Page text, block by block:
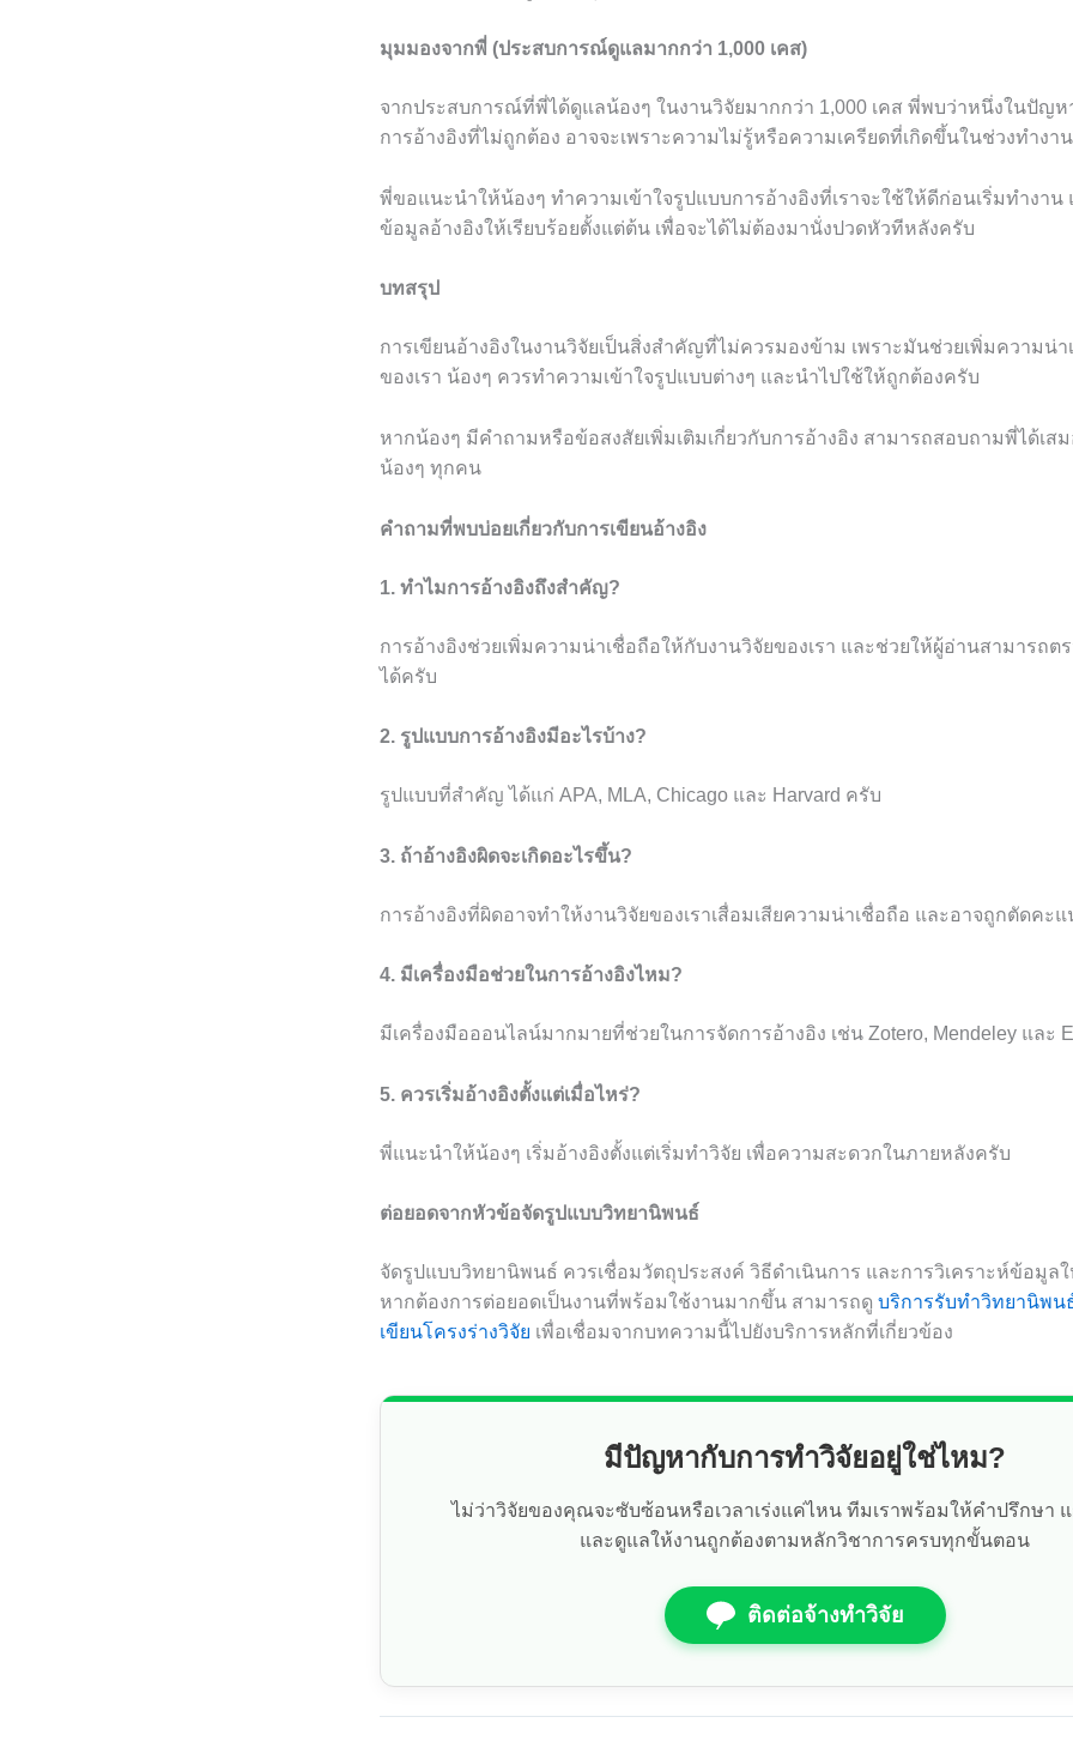
มุมมองจากพี่ (ประสบการณ์ดูแลมากกว่า 1,000 เคส)
จากประสบการณ์ที่พี่ได้ดูแลน้องๆ ในงานวิจัยมากกว่า 1,000 เคส พี่พบว่าหนึ่งในปัญห
การอ้างอิงที่ไม่ถูกต้อง อาจจะเพราะความไม่รู้หรือความเครียดที่เกิดขึ้นในช่วงทำงา
พี่ขอแนะนำให้น้องๆ ทำความเข้าใจรูปแบบการอ้างอิงที่เราจะใช้ให้ดีก่อนเริ่มทำงาน
ข้อมูลอ้างอิงให้เรียบร้อยตั้งแต่ต้น เพื่อจะได้ไม่ต้องมานั่งปวดหัวทีหลังครับ
บทสรุป
การเขียนอ้างอิงในงานวิจัยเป็นสิ่งสำคัญที่ไม่ควรมองข้าม เพราะมันช่วยเพิ่มความน่
ของเรา น้องๆ ควรทำความเข้าใจรูปแบบต่างๆ และนำไปใช้ให้ถูกต้องครับ
หากน้องๆ มีคำถามหรือข้อสงสัยเพิ่มเติมเกี่ยวกับการอ้างอิง สามารถสอบถามพี่ได้เส
น้องๆ ทุกคน
คำถามที่พบบ่อยเกี่ยวกับการเขียนอ้างอิง
1. ทำไมการอ้างอิงถึงสำคัญ?
การอ้างอิงช่วยเพิ่มความน่าเชื่อถือให้กับงานวิจัยของเรา และช่วยให้ผู้อ่านสามารถ
ได้ครับ
2. รูปแบบการอ้างอิงมีอะไรบ้าง?
รูปแบบที่สำคัญ ได้แก่ APA, MLA, Chicago และ Harvard ครับ
3. ถ้าอ้างอิงผิดจะเกิดอะไรขึ้น?
การอ้างอิงที่ผิดอาจทำให้งานวิจัยของเราเสื่อมเสียความน่าเชื่อถือ และอาจถูกตัดคะ
4. มีเครื่องมือช่วยในการอ้างอิงไหม?
มีเครื่องมือออนไลน์มากมายที่ช่วยในการจัดการอ้างอิง เช่น Zotero, Mendeley และ
5. ควรเริ่มอ้างอิงตั้งแต่เมื่อไหร่?
พี่แนะนำให้น้องๆ เริ่มอ้างอิงตั้งแต่เริ่มทำวิจัย เพื่อความสะดวกในภายหลังครับ
ต่อยอดจากหัวข้อจัดรูปแบบวิทยานิพนธ์
จัดรูปแบบวิทยานิพนธ์ ควรเชื่อมวัตถุประสงค์ วิธีดำเนินการ และการวิเคราะห์ข้อมูล
หากต้องการต่อยอดเป็นงานที่พร้อมใช้งานมากขึ้น สามารถดู บริการรับทำวิทยานิพน
เขียนโครงร่างวิจัย เพื่อเชื่อมจากบทความนี้ไปยังบริการหลักที่เกี่ยวข้อง
มีปัญหากับการทำวิจัยอยู่ใช่ไหม?
ไม่ว่าวิจัยของคุณจะซับซ้อนหรือเวลาเร่งแค่ไหน ทีมเราพร้อมให้คำปรึกษา
และดูแลให้งานถูกต้องตามหลักวิชาการครบทุกขั้นตอน
ติดต่อจ้างทำวิจัย